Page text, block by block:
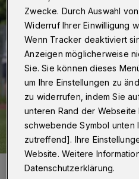
Kevin Hagemann (mit Ball) dürfte
Zwecke. Durch Auswahl
Widerruf Ihrer Einwilligung
Wenn Tracker deaktiviert
Anzeigen möglicherweise
Sie. Sie können dieses
um Ihre Einstellungen zu
zu widerrufen, indem Sie
unteren Rand der
schwebende Symbol unten
zutreffend]. Ihre
Website. Weitere
Datenschutzerklärung.